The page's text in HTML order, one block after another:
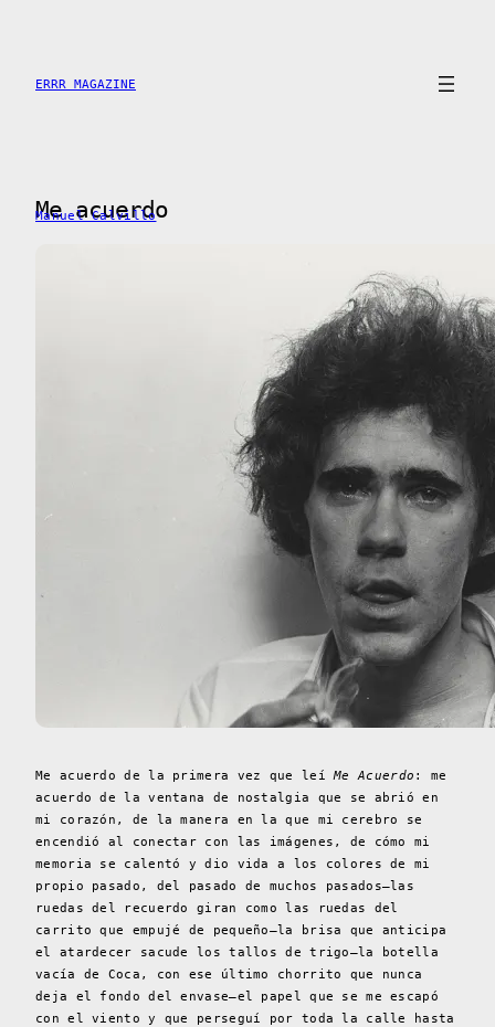
content
ERRR MAGAZINE
Me acuerdo
Manuel Calvillo
Me acuerdo de la primera vez que leíMe Acuerdo : me
acuerdo de la ventana de nostalgia que se abrió en
mi corazón, de la manera en la que mi cerebro se
encendió al conectar con las imágenes, de cómo mi
memoria se calentó y dio vida a los colores de mi
propio pasado, del pasado de muchos pasados—las
ruedas del recuerdo giran como las ruedas del
carrito que empujé de pequeño—la brisa que anticipa
el atardecer sacude los tallos de trigo—la botella
vacía de Coca, con ese último chorrito que nunca
deja el fondo del envase—el papel que se me escapó
con el viento y que perseguí por toda la calle hasta